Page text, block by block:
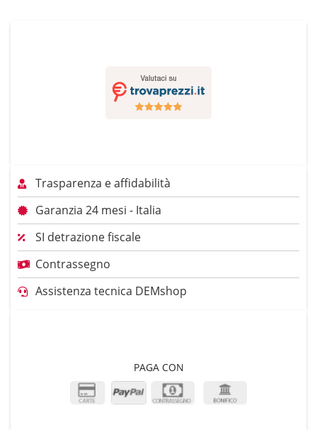
Trasparenza e affidabilità
Garanzia 24 mesi - Italia
SI detrazione fiscale
Contrassegno
Assistenza tecnica DEMshop
PAGA CON